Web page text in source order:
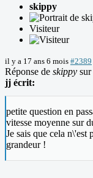
skippy
Visiteur
il y a 17 ans 6 mois #2389
Réponse de skippy
jj écrit:
petite question en
vitesse moyenne sur
Je sais que cela
grandeur !